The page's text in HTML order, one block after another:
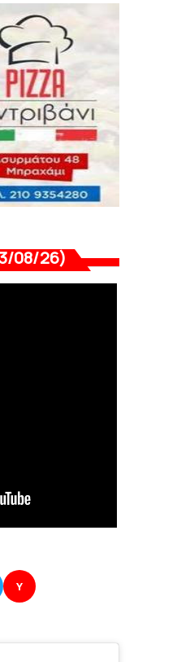
των
του βόλεϊ...
08/26)
Y